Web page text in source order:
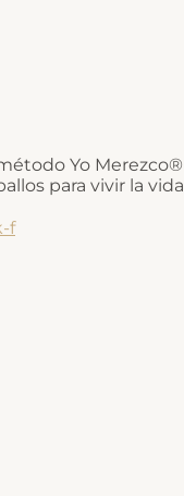
Yo
para vivir la
f